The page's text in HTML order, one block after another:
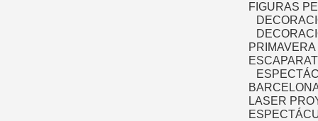
FIGURAS
PRIMAVERA
LASER